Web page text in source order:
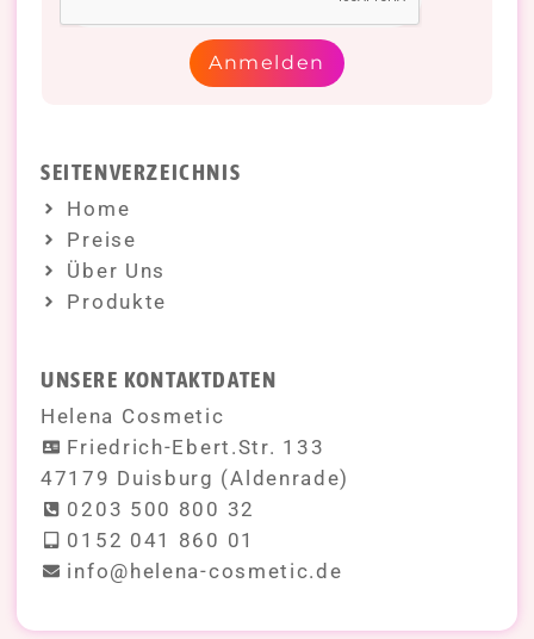
Anmelden
SEITENVERZEICHNIS
Home
Preise
Über Uns
Produkte
UNSERE KONTAKTDATEN
Helena Cosmetic
Friedrich-Ebert.Str. 133
47179 Duisburg (Aldenrade)
0203 500 800 32
0152 041 860 01
info@helena-cosmetic.de